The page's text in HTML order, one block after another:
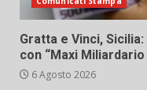
Gratta e Vinci,
con “Maxi Miliardario
6 Agosto 2026